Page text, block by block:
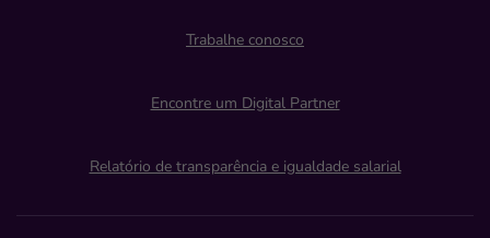
Trabalhe conosco
Encontre um Digital Partner
Relatório de transparência e igualdade salarial